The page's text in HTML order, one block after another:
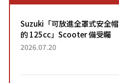
Suzuki「可放進全罩式安全帽
的 125cc」Scooter 備受矚
目！採用全新流線設計與各項
2026.07.20